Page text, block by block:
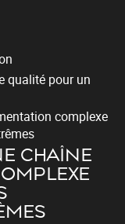
qualité pour un
complexe
CHAÎNE